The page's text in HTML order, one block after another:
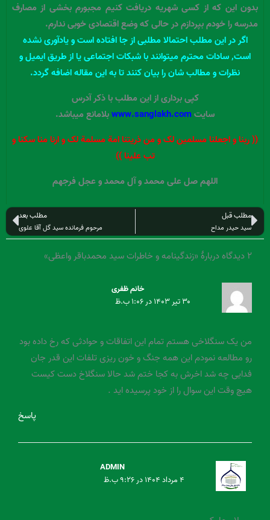
بدون این که از کسی شهریه دریافت کنیم مجبورم بخشی از مصارف
مدرسه را خودم بپردازم در حالی که وضع اقتصادی خوبی ندارم.
اﮔﺮ در این مطلب احتمالا مطلبی از جا افتاده است و یادآوری نشده
است, سادات محترم میتوانند با شبکات اجتماعی یا از طریق ایمیل و
نظرات و مطالب شان را بیان کنند تا به این مقاله اضافه گردد.
کپی برداری از این مطلب با ذکر آدرس
سایتwww.sanglakh.comبلامانع میباشد.
(( ربنا و اجعلنا مسلمین لک و من ذریتنا امة مسلمة لک و ارنا منا سکنا و
تب علینا ))
اللهم صل علی محمد و آل محمد و عجل فرجهم
قبلی
مطلب قبل
سید حیدر مداح
مطلب بعد
مرحوم فرمانده سید گل آقا علوی
۲ دیدگاه دربارهٔ «زندگینامه و خاطرات سید محمدباقر واعظی»
خانم ظفری
۳۰ تیر ۱۴۰۳ در ۱:۰۶ ب.ظ
من یک سنگلاخی هستم تمام این اتفاقات و حوادثی که رخ داده بود
رو مطالعه نمودم این همه جنگ و خون ریزی تلفات این قدر جان
فدایی چه شد اخرش به کجا ختم شد حالا سنگلاخ دست کیست
هیچ وقت این سوال را از خود پرسیده اید .
پاسخ
ADMIN
۴ مرداد ۱۴۰۴ در ۹:۲۶ ب.ظ